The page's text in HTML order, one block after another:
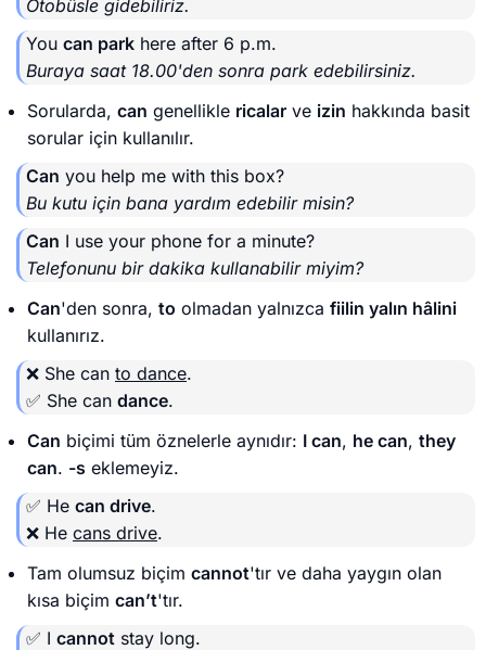
Otobüsle gidebiliriz.
You can park here after 6 p.m.
Buraya saat 18.00'den sonra park edebilirsiniz.
Sorularda, can genellikle ricalar ve izin hakkında basit
sorular için kullanılır.
Can you help me with this box?
Bu kutu için bana yardım edebilir misin?
Can I use your phone for a minute?
Telefonunu bir dakika kullanabilir miyim?
Can'den sonra, to olmadan yalnızca fiilin yalın hâlini
kullanırız.
❌ She can to dance.
✅ She can dance.
Can biçimi tüm öznelerle aynıdır: I can, he can, they
can. -s eklemeyiz.
✅ He can drive.
❌ He cans drive.
Tam olumsuz biçim cannot'tır ve daha yaygın olan
kısa biçim can’t'tır.
✅ I cannot stay long.